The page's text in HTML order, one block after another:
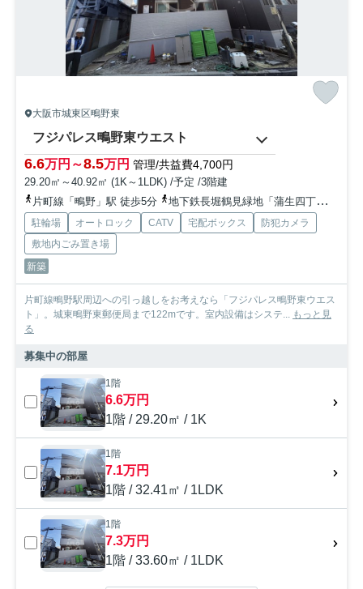
大阪市城東区鴫野東
フジパレス鴫野東ウエスト
6.6万円～8.5万円 管理/共益費4,700円
29.20㎡～40.92㎡ (1K～1LDK) /予定 /3階建
片町線「鴫野」駅 徒歩5分
地下鉄長堀鶴見緑地「蒲生四丁目」駅 徒歩15分
駐輪場 オートロック CATV 宅配ボックス
防犯カメラ
敷地内ごみ置き場
新築
片町線鴫野駅周辺への引っ越しをお考えなら「フジパレス鴫野東ウエス
ト」。城東鴫野東郵便局まで122mです。室内設備はシステ...
もっと見
る
募集中の部屋
1階
6.6万円
1階 / 29.20㎡ / 1K
1階
7.1万円
1階 / 32.41㎡ / 1LDK
1階
7.3万円
1階 / 33.60㎡ / 1LDK